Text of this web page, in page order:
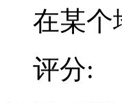
在某个
评分: